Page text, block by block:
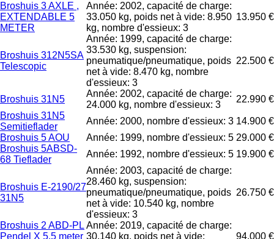
Broshuis 3 AXLE ,
EXTENDABLE 5
METER
Année: 2002, capacité de charge:
33.050 kg, poids net à vide: 8.950
kg, nombre d'essieux: 3
13.950 €
Broshuis 312N5SA
Telescopic
Année: 1999, capacité de charge:
33.530 kg, suspension:
pneumatique/pneumatique, poids
net à vide: 8.470 kg, nombre
d'essieux: 3
22.500 €
Broshuis 31N5
Année: 2002, capacité de charge:
24.000 kg, nombre d'essieux: 3
22.990 €
Broshuis 31N5
Semitieflader
Année: 2000, nombre d'essieux: 3 14.900 €
Broshuis 5 AOU
Année: 1999, nombre d'essieux: 5 29.000 €
Broshuis 5ABSD-
68 Tieflader
Année: 1992, nombre d'essieux: 5 19.900 €
Broshuis E-2190/27
31N5
Année: 2003, capacité de charge:
28.460 kg, suspension:
pneumatique/pneumatique, poids
net à vide: 10.540 kg, nombre
d'essieux: 3
26.750 €
Broshuis 2 ABD-PL
Pendel X 5.5 meter
Année: 2019, capacité de charge:
30.140 kg, poids net à vide:
94.000 €